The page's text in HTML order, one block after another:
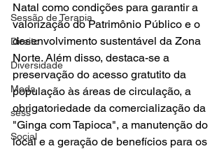
Sessão de Terapia
Direito
Diversidade
Moda
sess
Social
Natal como condições para garantir a
valorização do Patrimônio Público e o
desenvolvimento sustentável da Zona
Norte. Além disso, destaca-se a
preservação do acesso gratutito da
população às áreas de circulação, a
obrigatoriedade da comercialização da
"Ginga com Tapioca", a manutenção do
local e a geração de benefícios para os